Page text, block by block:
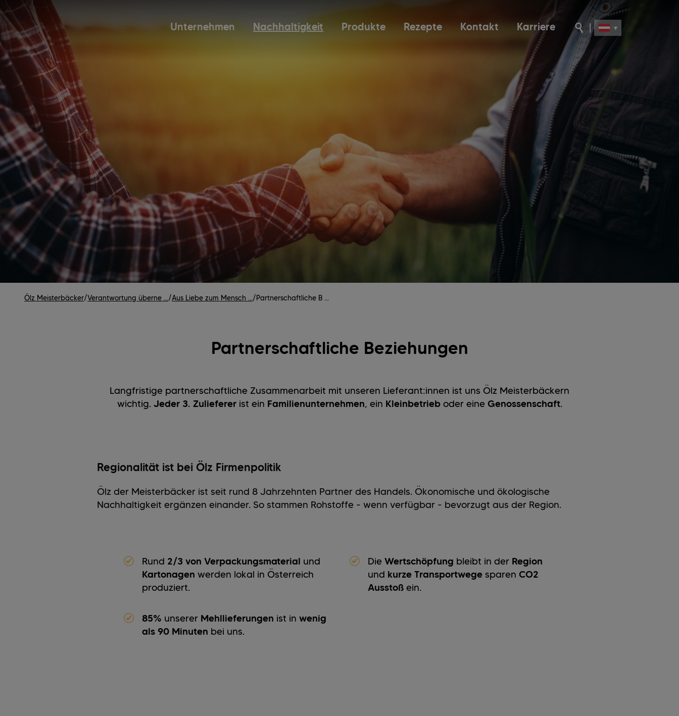
Unternehmen Nachhaltigkeit Produkte Rezepte Kontakt Karriere
Ölz Meisterbäcker/Verantwortung überne .../Aus Liebe zum Mensch .../Partnerschaftliche B ...
Partnerschaftliche Beziehungen
Langfristige partnerschaftliche Zusammenarbeit mit unseren Lieferant:innen ist uns Ölz Meisterbäckern
wichtig. Jeder 3. Zuliefererist ein Familienunternehmen, ein Kleinbetrieb​ oder eine Genossenschaft.
Regionalität ist bei Ölz Firmenpolitik
Ölz der Meisterbäcker ist seit rund 8 Jahrzehnten Partner des Handels. Ökonomische und ökologische
Nachhaltigkeit ergänzen einander. So stammen Rohstoffe - wenn verfügbar - bevorzugt aus der Region.
Rund 2/3 von Verpackungsmaterial und
Kartonagen werden lokal in Österreich
produziert.
85% unserer Mehllieferungen ist in wenig
als 90 Minuten bei uns.
Die Wertschöpfung bleibt in der Region
und kurze Transportwege sparen CO2
Ausstoß ein.